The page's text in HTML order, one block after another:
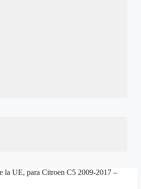
la UE, para Citroen C5 2009-2017 –